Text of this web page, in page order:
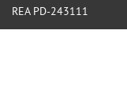
REA PD-243111